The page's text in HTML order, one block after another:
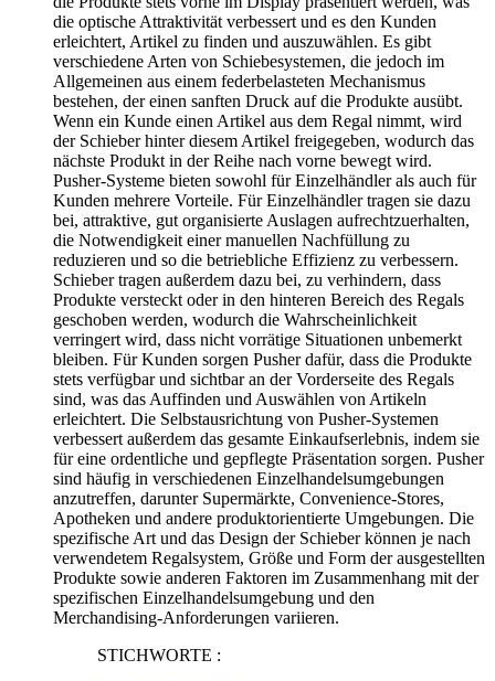
die optische Attraktivität verbessert und es den Kunden
erleichtert, Artikel zu finden und auszuwählen. Es gibt
verschiedene Arten von Schiebesystemen, die jedoch im
Allgemeinen aus einem federbelasteten Mechanismus
bestehen, der einen sanften Druck auf die Produkte ausübt.
Wenn ein Kunde einen Artikel aus dem Regal nimmt, wird
der Schieber hinter diesem Artikel freigegeben, wodurch das
nächste Produkt in der Reihe nach vorne bewegt wird.
Pusher-Systeme bieten sowohl für Einzelhändler als auch für
Kunden mehrere Vorteile. Für Einzelhändler tragen sie dazu
bei, attraktive, gut organisierte Auslagen aufrechtzuerhalten,
die Notwendigkeit einer manuellen Nachfüllung zu
reduzieren und so die betriebliche Effizienz zu verbessern.
Schieber tragen außerdem dazu bei, zu verhindern, dass
Produkte versteckt oder in den hinteren Bereich des Regals
geschoben werden, wodurch die Wahrscheinlichkeit
verringert wird, dass nicht vorrätige Situationen unbemerkt
bleiben. Für Kunden sorgen Pusher dafür, dass die Produkte
stets verfügbar und sichtbar an der Vorderseite des Regals
sind, was das Auffinden und Auswählen von Artikeln
erleichtert. Die Selbstausrichtung von Pusher-Systemen
verbessert außerdem das gesamte Einkaufserlebnis, indem sie
für eine ordentliche und gepflegte Präsentation sorgen. Pusher
sind häufig in verschiedenen Einzelhandelsumgebungen
anzutreffen, darunter Supermärkte, Convenience-Stores,
Apotheken und andere produktorientierte Umgebungen. Die
spezifische Art und das Design der Schieber können je nach
verwendetem Regalsystem, Größe und Form der ausgestellten
Produkte sowie anderen Faktoren im Zusammenhang mit der
spezifischen Einzelhandelsumgebung und den
Merchandising-Anforderungen variieren.
STICHWORTE :